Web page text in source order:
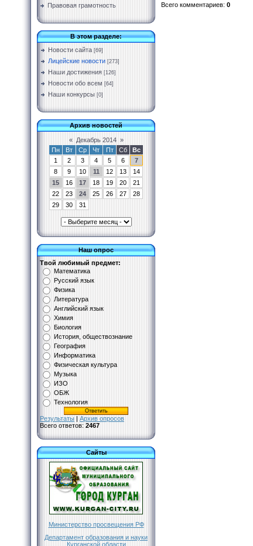
Правовая грамотность
В этом разделе:
Новости сайта [69]
Лицейские новости [273]
Наши достижения [126]
Новости обо всем [64]
Наши конкурсы [0]
Архив новостей
« Декабрь 2014 »
Пн
Вт Ср Чт Пт Сб
Вс
1
2 3 4 5 6
7
8
9 10 11 12 13
14
15
16 17 18 19 20
21
22
23 24 25 26 27
28
29
30 31
Наш опрос
Твой любимый предмет:
Математика
Русский язык
Физика
Литература
Английский язык
Химия
Биология
История, обществознание
География
Информатика
Физическая культура
Музыка
ИЗО
ОБЖ
Технология
Результаты | Архив опросов
Всего ответов: 2467
Сайты
Министерство просвещения РФ
Департамент образования и науки
Курганской области
Всего комментариев: 0